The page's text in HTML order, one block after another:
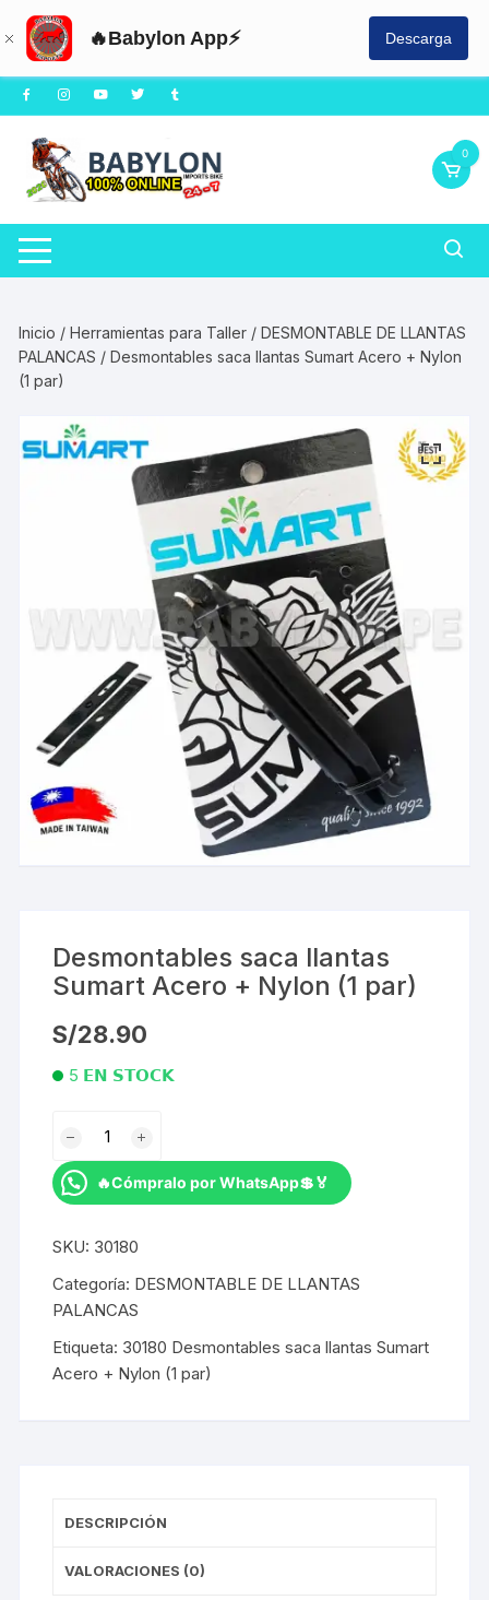
🔥Babylon App⚡ Descarga
Saltar
al
contenido
0
Inicio /Herramientas para Taller /DESMONTABLE DE LLANTAS
PALANCAS / Desmontables saca llantas Sumart Acero + Nylon
(1 par)
Desmontables saca llantas
Sumart Acero + Nylon (1 par)
S/28.90
5 𝗘𝗡 𝗦𝗧𝗢𝗖𝗞
llantas
Sumart
+
Nylon
(1
cantidad
🔥Cómpralo por WhatsApp💲🏅
SKU: 30180
Categoría: DESMONTABLE DE LLANTAS
PALANCAS
Etiqueta: 30180 Desmontables saca llantas Sumart
Acero + Nylon (1 par)
DESCRIPCIÓN
VALORACIONES (0)